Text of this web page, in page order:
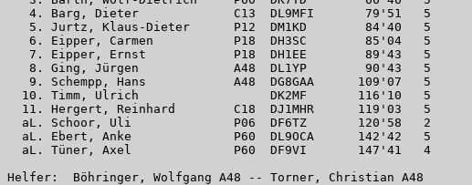
   4. Barg, Dieter             C13  DL9MFI       79'51   5
   5. Jurtz, Klaus-Dieter      P12  DM1KD        84'40   5
   6. Eipper, Carmen           P18  DH3SC        85'04   5
   7. Eipper, Ernst            P18  DH1EE        89'43   5
   8. Ging, Jürgen             A48  DL1YP        90'43   5
   9. Schempp, Hans            A48  DG8GAA      109'07   5
  10. Timm, Ulrich                  DK2MF       116'10   5
  11. Hergert, Reinhard        C18  DJ1MHR      119'03   5
  aL. Schoor, Uli              P06  DF6TZ       120'58   2
  aL. Ebert, Anke              P60  DL9OCA      142'42   5
  aL. Tüner, Axel              P60  DF9VI       147'41   4
Helfer:  Böhringer, Wolfgang A48 -- Torner, Christian A48